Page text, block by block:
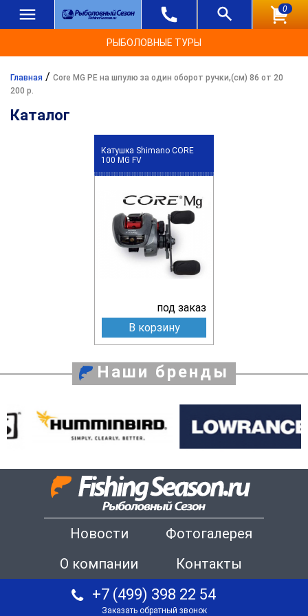
0
РЫБОЛОВНЫЕ ТУРЫ
Главная / Core MG PE на шпулю за один оборот ручки,(см) 86 от 20
200 р.
Каталог
Катушка Shimano CORE
100 MG FV
под заказ
В корзину
Наши бренды
Новости
Фотогалерея
О компании
Контакты
+7 (499) 398 22 54
Заказать обратный звонок